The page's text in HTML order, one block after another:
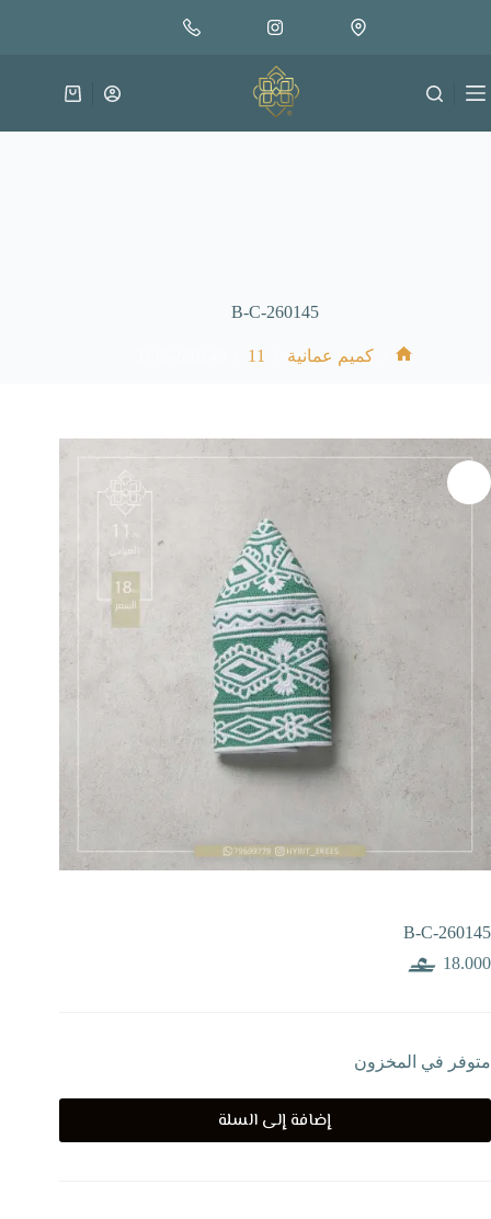
متوفر في المخزون
إضافة إلى السلة
عربة
B-C-260145
كميم عمانية 11
B-C-260145
18.000
متوفر في المخزون
إضافة إلى السلة